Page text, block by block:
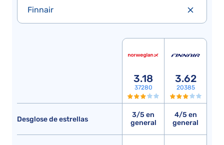
Finnair
Desglose de estrellas
3.18
37280
3/5 en
general
3.62
20385
4/5 en
general